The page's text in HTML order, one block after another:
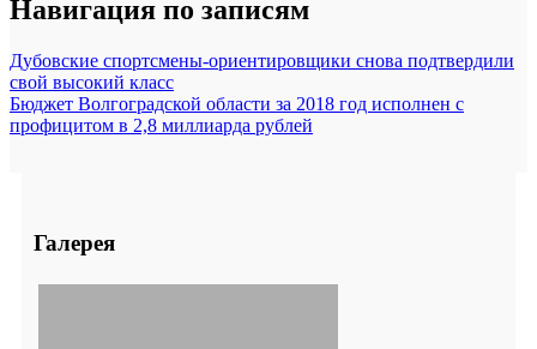
Навигация по записям
Дубовские спортсмены-ориентировщики снова подтвердили
свой высокий класс
Бюджет Волгоградской области за 2018 год исполнен с
профицитом в 2,8 миллиарда рублей
Галерея